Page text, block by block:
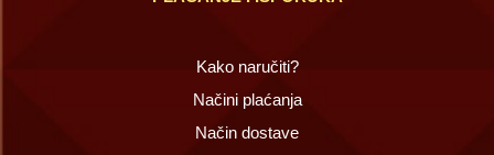
Kako naručiti?
Načini plaćanja
Način dostave